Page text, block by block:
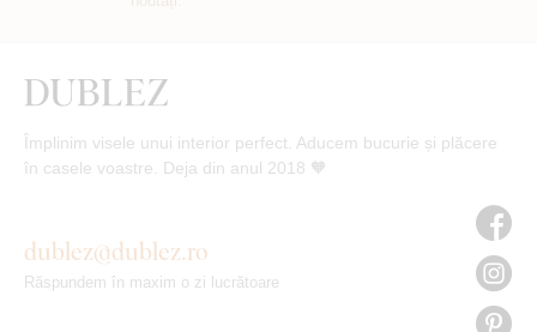
Împlinim visele unui interior perfect. Aducem bucurie și plăcere
în casele voastre. Deja din anul 2018 🧡
dublez@dublez.ro
Răspundem în maxim o zi lucrătoare